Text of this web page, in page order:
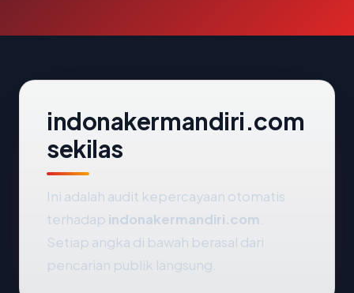
indonakermandiri.com
sekilas
Ini adalah audit kepercayaan otomatis
terhadap indonakermandiri.com
Setiap angka di bawah berasal dari
pencarian publik langsung.